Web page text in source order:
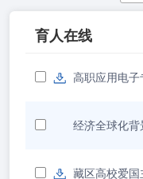
育人在线
高职应用电
经济全球化
藏区高校爱